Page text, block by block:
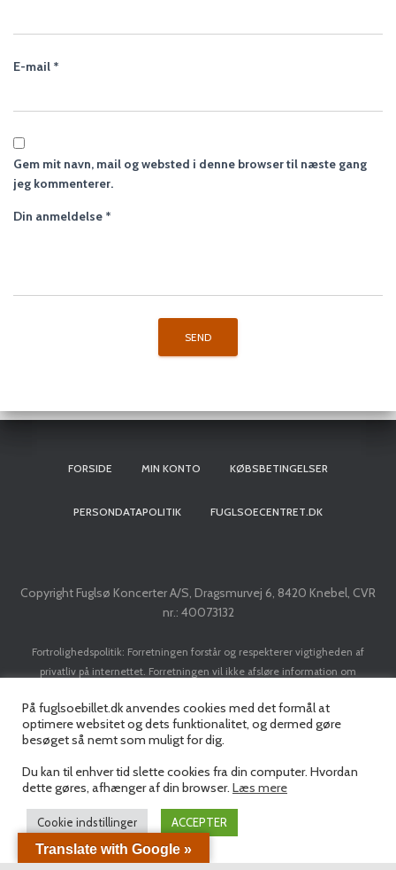
E-mail *
Gem mit navn, mail og websted i denne browser til næste gang
jeg kommenterer.
Din anmeldelse *
FORSIDE MIN KONTO KØBSBETINGELSER
PERSONDATAPOLITIK FUGLSOECENTRET.DK
Copyright Fuglsø Koncerter A/S, Dragsmurvej 6, 8420 Knebel, CVR
nr.: 40073132
Fortrolighedspolitik: Forretningen forstår og respekterer vigtigheden af
privatliv på internettet. Forretningen vil ikke afsløre information om
implementere en transaktion. Forretningen vil ikke sælge dit navn, adresse, e-
mail adresse, kreditkort eller personlige data til nogen tredjepart uden din
forudgående tilladelse.
På fuglsoebillet.dk anvendes cookies med det formål at
optimere websitet og dets funktionalitet, og dermed gøre
besøget så nemt som muligt for dig.
Du kan til enhver tid slette cookies fra din computer. Hvordan
dette gøres, afhænger af din browser. Læs mere
Cookie indstillinger ACCEPTER
Translate with Google »